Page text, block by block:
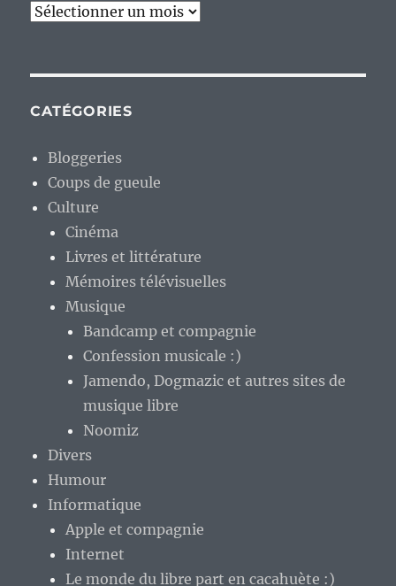
Archives
CATÉGORIES
Bloggeries
Coups de gueule
Culture
Cinéma
Livres et littérature
Mémoires télévisuelles
Musique
Bandcamp et compagnie
Confession musicale :)
Jamendo, Dogmazic et autres sites de
musique libre
Noomiz
Divers
Humour
Informatique
Apple et compagnie
Internet
Le monde du libre part en cacahuète :)